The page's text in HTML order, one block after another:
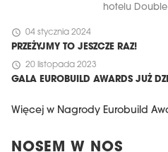
hotelu Double
schedule 04 stycznia 2024
PRZEŻYJMY TO JESZCZE RAZ!
schedule 20 listopada 2023
GALA EUROBUILD AWARDS JUŻ
Więcej w Nagrody Eurobuild
NOSEM W NOS